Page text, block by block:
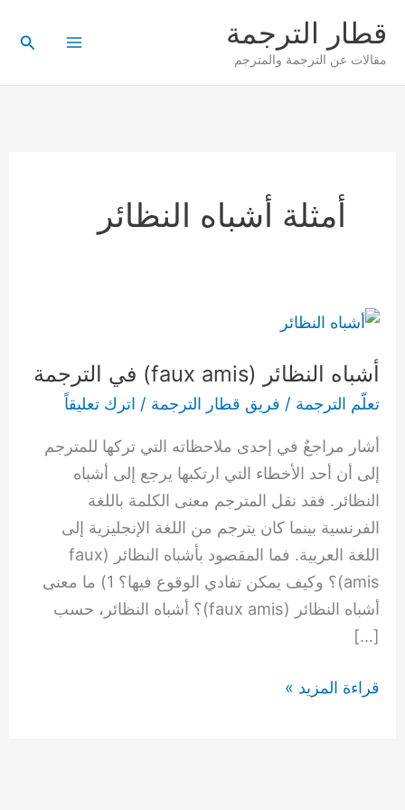
إلى
المحتوى
قطار الترجمة
مقالات عن الترجمة والمترجم
أمثلة أشباه النظائر
أشباه النظائر (faux amis) في الترجمة
تعلّم الترجمة / فريق قطار الترجمة / اترك تعليقاً
أشار مراجعٌ في إحدى ملاحظاته التي تركها للمترجم
إلى أن أحد الأخطاء التي ارتكبها يرجع إلى أشباه
النظائر. فقد نقل المترجم معنى الكلمة باللغة
الفرنسية بينما كان يترجم من اللغة الإنجليزية إلى
اللغة العربية. فما المقصود بأشباه النظائر (faux
amis)؟ وكيف يمكن تفادي الوقوع فيها؟ 1) ما معنى
أشباه النظائر (faux amis)؟ أشباه النظائر، حسب
[…]
أشباه
(faux
amis)
الترجمة
قراءة المزيد »